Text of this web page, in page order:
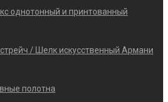
однотонный и принтованный
/ Шелк искусственный Армани
полотна